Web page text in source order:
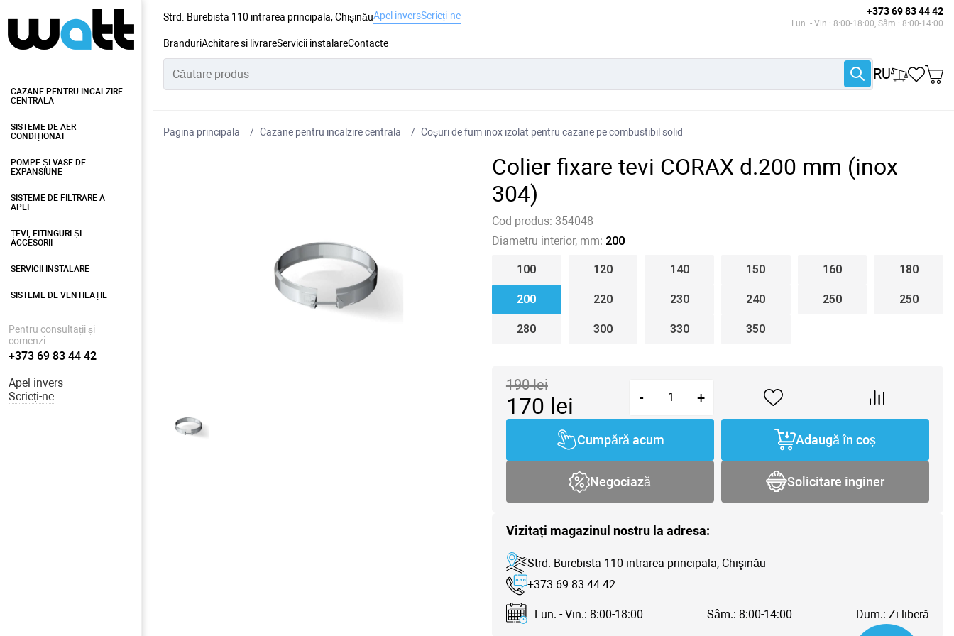
Strd. Burebista 110 intrarea principala, ChişinăuApel inversScrieți-ne +373 69 83 44 42
Lun. - Vin.: 8:00-18:00, Sâm.: 8:00-14:00
BranduriAchitare si livrareServicii instalareContacte
RU
CAZANE PENTRU INCALZIRE
CENTRALA
SISTEME DE AER
CONDIȚIONAT
POMPE ȘI VASE DE
EXPANSIUNE
SISTEME DE FILTRARE A
APEI
ȚEVI, FITINGURI ȘI
ACCESORII
SERVICII INSTALARE
SISTEME DE VENTILAȚIE
Pentru consultații și
comenzi
+373 69 83 44 42
Apel invers
Scrieți-ne
Pagina principala Cazane pentru incalzire centrala Coșuri de fum inox izolat pentru cazane pe combustibil solid
Colier fixare tevi CORAX d.200 mm (inox
304)
Cod produs: 354048
Diametru interior, mm: 200
100 120 140 150 160 180
200 220 230 240 250 250
280 300 330 350
190lei
170 lei - +
Cumpără acum Adaugă în coș
Negociază Solicitare inginer
Vizitați magazinul nostru la adresa:
Strd. Burebista 110 intrarea principala, Chişinău
+373 69 83 44 42
Lun. - Vin.: 8:00-18:00 Sâm.: 8:00-14:00 Dum.: Zi liberă